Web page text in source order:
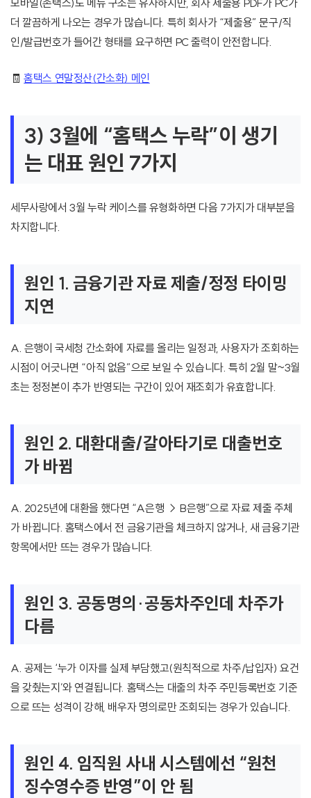
모바일(손택스)도 메뉴 구조는 유사하지만, 회사 제출용 PDF가 PC가
더 깔끔하게 나오는 경우가 많습니다. 특히 회사가 “제출용” 문구/직
인/발급번호가 들어간 형태를 요구하면 PC 출력이 안전합니다.
🧾홈택스 연말정산(간소화) 메인
3) 3월에 “홈택스 누락”이 생기
는 대표 원인 7가지
세무사랑에서 3월 누락 케이스를 유형화하면 다음 7가지가 대부분을
차지합니다.
원인 1. 금융기관 자료 제출/정정 타이밍
지연
A. 은행이 국세청 간소화에 자료를 올리는 일정과, 사용자가 조회하는
시점이 어긋나면 “아직 없음”으로 보일 수 있습니다. 특히 2월 말~3월
초는 정정본이 추가 반영되는 구간이 있어 재조회가 유효합니다.
원인 2. 대환대출/갈아타기로 대출번호
가 바뀜
A. 2025년에 대환을 했다면 “A은행 → B은행”으로 자료 제출 주체
가 바뀝니다. 홈택스에서 전 금융기관을 체크하지 않거나, 새 금융기관
항목에서만 뜨는 경우가 많습니다.
원인 3. 공동명의·공동차주인데 차주가
다름
A. 공제는 ‘누가 이자를 실제 부담했고(원칙적으로 차주/납입자) 요건
을 갖췄는지’와 연결됩니다. 홈택스는 대출의 차주 주민등록번호 기준
으로 뜨는 성격이 강해, 배우자 명의로만 조회되는 경우가 있습니다.
원인 4. 임직원 사내 시스템에선 “원천
징수영수증 반영”이 안 됨